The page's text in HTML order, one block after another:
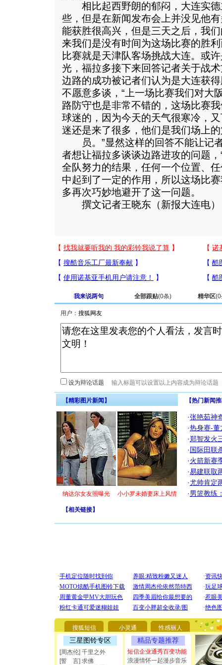
相比起西野朗的郁闷，大连实德
些，但是在新闻发布会上并没见他
能获胜很高兴，但是三天之后，我
来我们是没有时间为这场比赛的胜
比赛就是天津队客场挑战大连。或
光，福拉多接下来回答记者关于战
边路的成功被记者们认为是大连获
不愿意多谈，“上一场比赛我们对大
路防守也是非常不错的，这场比赛
球迷的，因为今天的天气很寒冷，
迷还是来了很多，他们是我们场上
员。”显然这样的回答不能让记
者想让福拉多谈谈边路进攻的问题
全队努力的结果，任何一个位置、
中起到了一定的作用，所以这场比
多再次巧妙地避开了这一问题。
撰文记者王晓东（新报大连电）
我来说两句 全部跟贴(0条) 精华区(0
用户：
设为辩论话题
【精彩图片新闻】
纳达尔女友照曝光 小小罗未婚妻床上风情
【热门新闻
·张艳茹神
·热身赛-董
·郑智发火
·国际田联
·火箭新赛
·易建联取
·尤帅肯定
·男篮教练
【相关链接】
搜狐短信 小灵通 性感丽人
三星图铃专区
[周杰伦] 千里之外
[誓 言] 求佛
精品专题推荐
短信企业通秀百变功能
浪漫情怀一起漫步音乐
[圣诞节]
你太多
要平安
[圣诞节]
能正大
都要快乐
[圣诞节]
如意,快
[元旦]看